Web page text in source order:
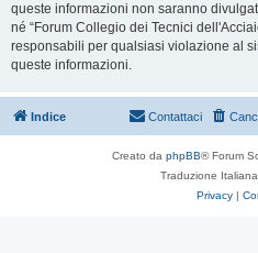
queste informazioni non saranno
né “Forum Collegio dei Tecnici
responsabili per qualsiasi violazione al
queste informazioni.
Indice Contattaci
Creato da phpBB® Forum
Traduzione Italiana
Privacy |